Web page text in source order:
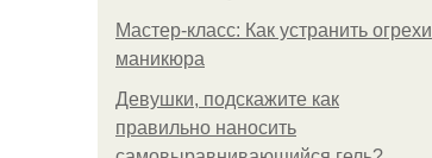
Мастер-класс: Как устранить огрехи
маникюра
Девушки, подскажите как
правильно наносить